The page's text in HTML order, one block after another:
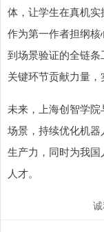
体，让学生在真机
作为第一作者担纲
到场景验证的全链
关键环节贡献力量，
未来，上海创智学
场景，持续优化机
生产力，同时为我
人才。